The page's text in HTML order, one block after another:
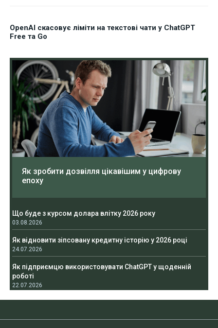
OpenAI скасовує ліміти на текстові чати у ChatGPT
Free та Go
Як зробити дозвілля цікавішим у цифрову
епоху
Що буде з курсом долара влітку 2026 року
03.08.2026
Як відновити зіпсовану кредитну історію у 2026 році
24.07.2026
Як підприємцю використовувати ChatGPT у щоденній
роботі
22.07.2026